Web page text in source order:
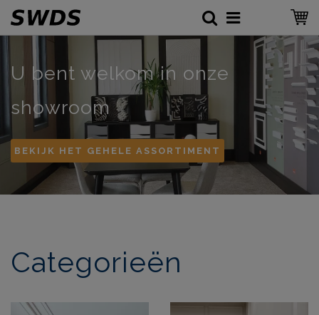
U bent welkom in onze
showroom
BEKIJK HET GEHELE ASSORTIMENT
Categorieën